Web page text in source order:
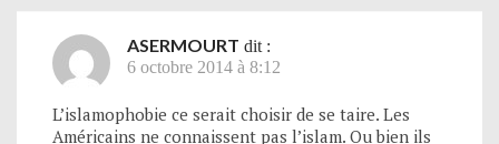
ASERMOURT dit :
6 octobre 2014 à 8:12
L’islamophobie ce serait choisir de se taire. Les
Américains ne connaissent pas l’islam. Ou bien ils